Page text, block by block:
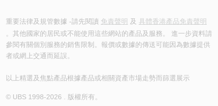
重要法律及規管數據 -請先閱讀 免責聲明 及 具體香港產品免責聲明
。其他國家的居民或不能使用這些網站的產品及服務。 進一步資料請
參閱有關個別服務的銷售限制。報價或數據的傳送可能因為數據提供
者或網上交通而延誤。
以上精選及焦點產品根據產品或相關資產市場走勢而篩選展示
© UBS 1998-2026 . 版權所有。